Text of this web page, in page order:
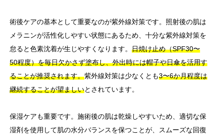
術後ケアの基本として重要なのが紫外線対策です。照射後の肌は
メラニンが活性化しやすい状態にあるため、十分な紫外線対策を
怠ると色素沈着が生じやすくなります。 日焼け止め（SPF30〜
50程度）を毎日欠かさず塗布し、外出時には帽子や日傘を活用す
ることが推奨されます。紫外線対策は少なくとも3〜6か月程度は
継続することが望ましいとされています。
保湿ケアも重要です。施術後の肌は乾燥しやすいため、適切な保
湿剤を使用して肌の水分バランスを保つことが、スムーズな回復